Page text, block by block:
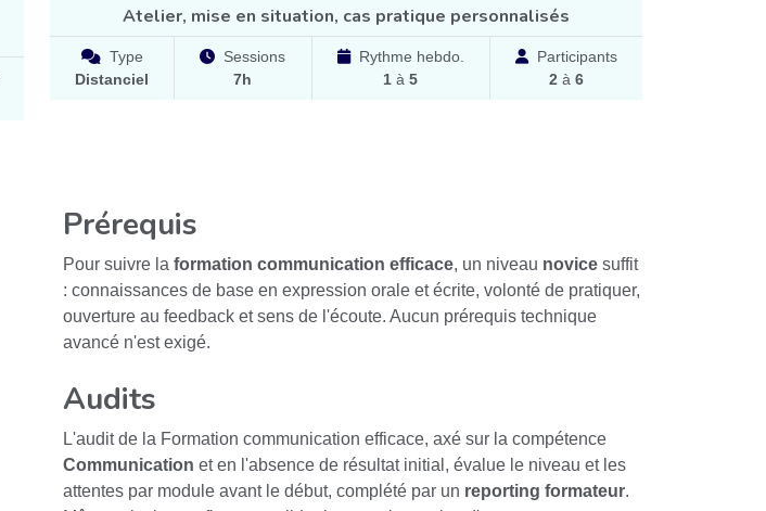
Atelier, mise en situation, cas pratique personnalisés
Type
Distanciel
Sessions
7h
Rythme hebdo.
1 à5
Participants
2à 6
Prérequis
Pour suivre la formation communication efficace, un niveau novice suffit
: connaissances de base en expression orale et écrite, volonté de pratiquer,
ouverture au feedback et sens de l'écoute. Aucun prérequis technique
avancé n'est exigé.
Audits
L'audit de la Formation communication efficace, axé sur la compétence
Communication et en l'absence de résultat initial, évalue le niveau et les
attentes par module avant le début, complété par un reporting formateur.